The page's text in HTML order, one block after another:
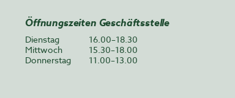
Öffnungszeiten Geschäftsstelle
Dienstag
16.00–18.30
Mittwoch
15.30–18.00
Donnerstag
11.00–13.00